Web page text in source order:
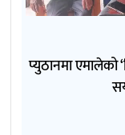
प्युठानमा एमालेको